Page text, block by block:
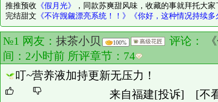
推推预收 《假月光》
，同款苏爽甜风味，收藏的事就拜托大家
完结甜文 《不许觊觎漂亮系统！！》 《你好，这种情况持续
№1 网友： 抹茶小贝 100% 评论：
间：2小时前 所评章节： 74
叮~营养液加持更新无压力！
来自福建[投诉] [不